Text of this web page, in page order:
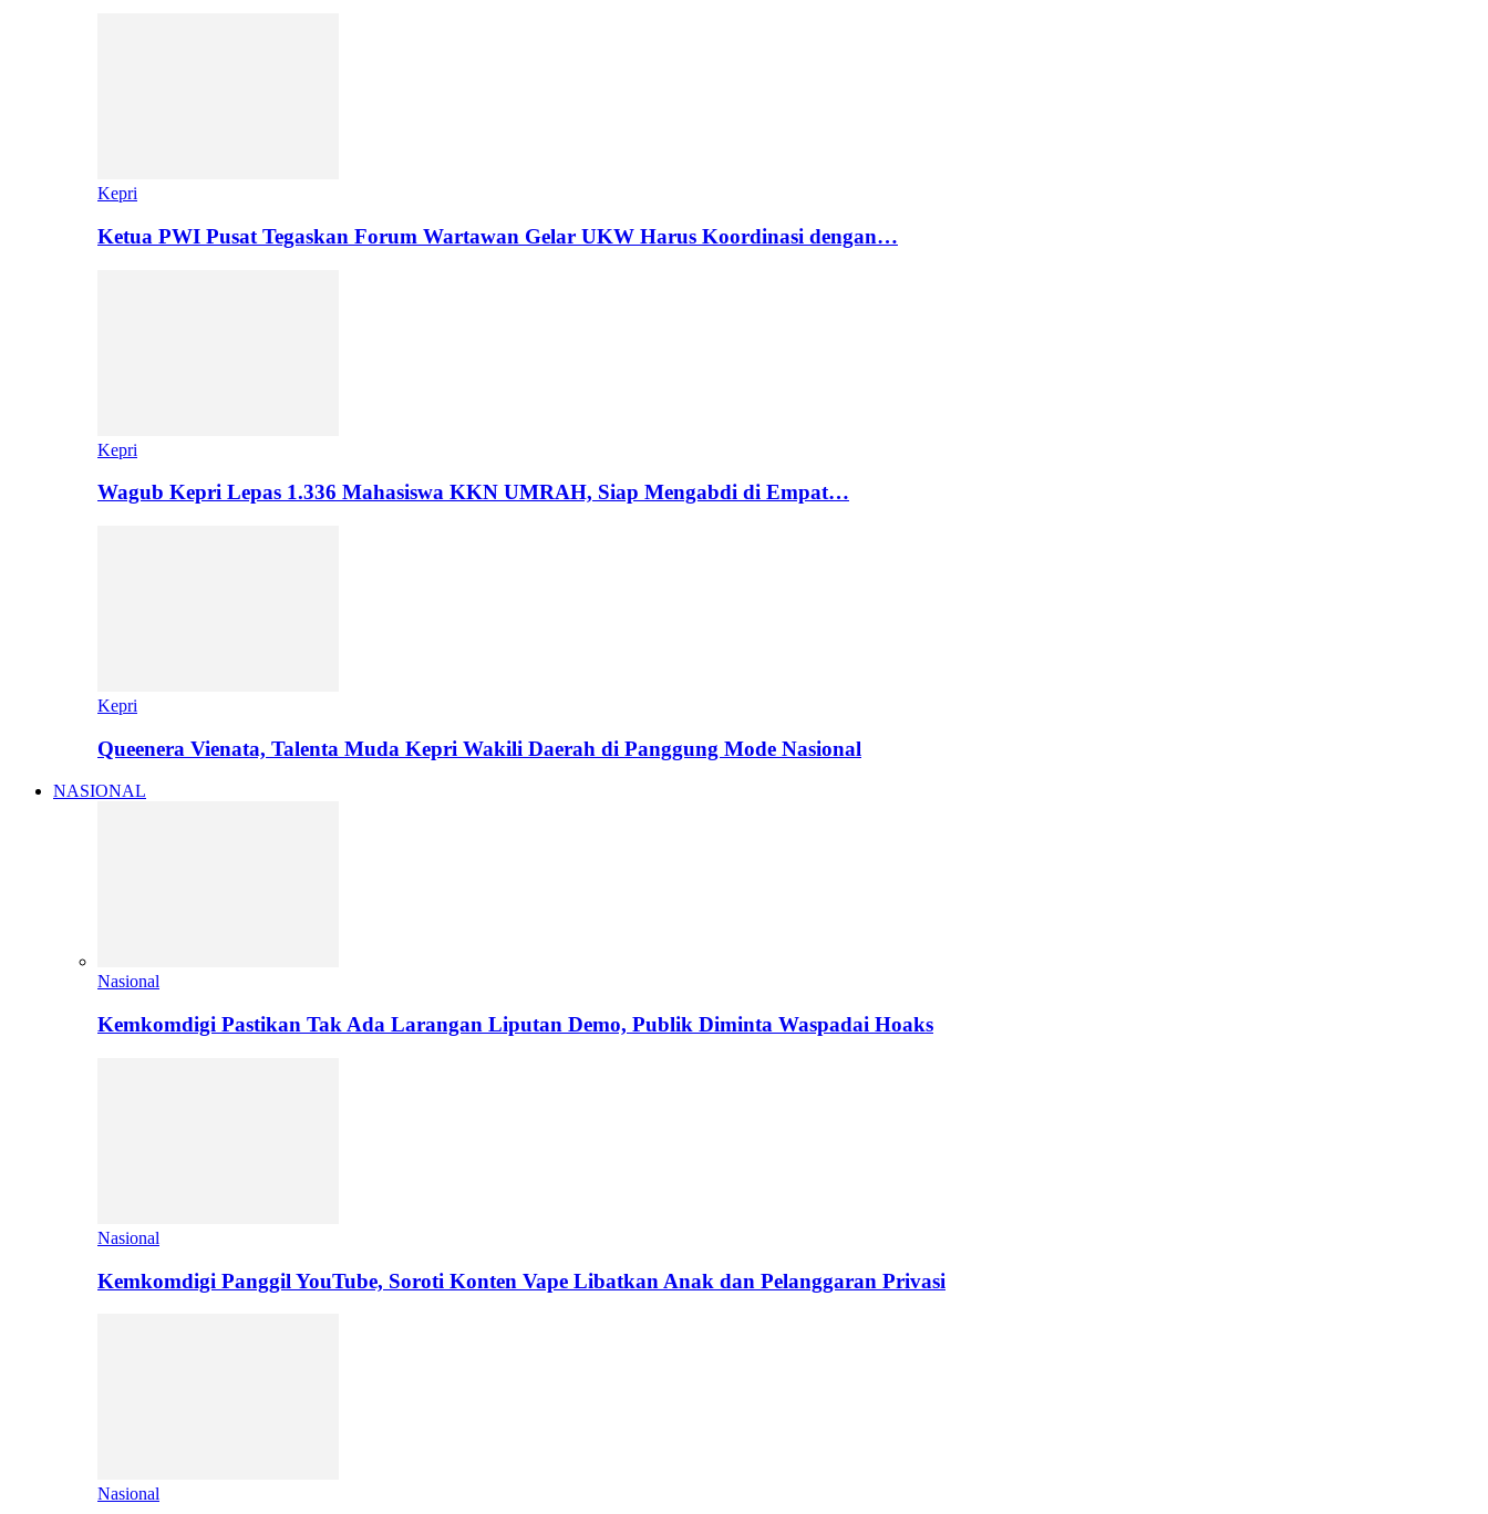
Kepri
Ketua PWI Pusat Tegaskan Forum Wartawan Gelar UKW Harus Koordinasi dengan…
Kepri
Wagub Kepri Lepas 1.336 Mahasiswa KKN UMRAH, Siap Mengabdi di Empat…
Kepri
Queenera Vienata, Talenta Muda Kepri Wakili Daerah di Panggung Mode Nasional
NASIONAL
Nasional
Kemkomdigi Pastikan Tak Ada Larangan Liputan Demo, Publik Diminta Waspadai Hoaks
Nasional
Kemkomdigi Panggil YouTube, Soroti Konten Vape Libatkan Anak dan Pelanggaran Privasi
Nasional